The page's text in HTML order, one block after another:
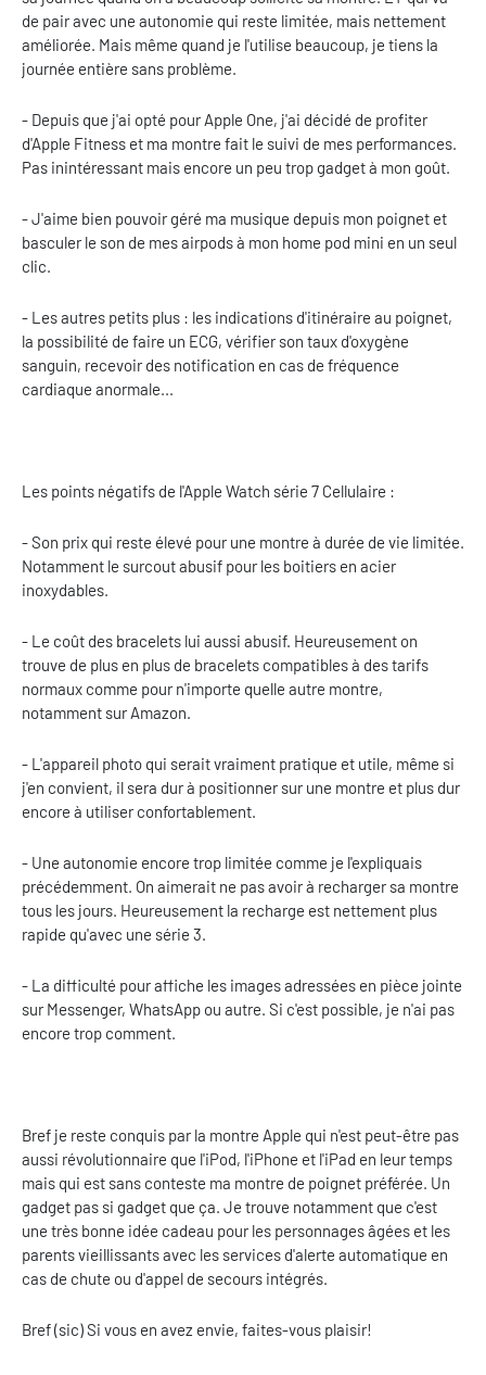
de pair avec une autonomie qui reste limitée, mais nettement
améliorée. Mais même quand je l'utilise beaucoup, je tiens la
journée entière sans problème.
- Depuis que j'ai opté pour Apple One, j'ai décidé de profiter
d'Apple Fitness et ma montre fait le suivi de mes performances.
Pas inintéressant mais encore un peu trop gadget à mon goût.
- J'aime bien pouvoir géré ma musique depuis mon poignet et
basculer le son de mes airpods à mon home pod mini en un seul
clic.
- Les autres petits plus : les indications d'itinéraire au poignet,
la possibilité de faire un ECG, vérifier son taux d'oxygène
sanguin, recevoir des notification en cas de fréquence
cardiaque anormale...
Les points négatifs de l'Apple Watch série 7 Cellulaire :
- Son prix qui reste élevé pour une montre à durée de vie limitée.
Notamment le surcout abusif pour les boitiers en acier
inoxydables.
- Le coût des bracelets lui aussi abusif. Heureusement on
trouve de plus en plus de bracelets compatibles à des tarifs
normaux comme pour n'importe quelle autre montre,
notamment sur Amazon.
- L'appareil photo qui serait vraiment pratique et utile, même si
j'en convient, il sera dur à positionner sur une montre et plus dur
encore à utiliser confortablement.
- Une autonomie encore trop limitée comme je l'expliquais
précédemment. On aimerait ne pas avoir à recharger sa montre
tous les jours. Heureusement la recharge est nettement plus
rapide qu'avec une série 3.
- La difficulté pour affiche les images adressées en pièce jointe
sur Messenger, WhatsApp ou autre. Si c'est possible, je n'ai pas
encore trop comment.
Bref je reste conquis par la montre Apple qui n'est peut-être pas
aussi révolutionnaire que l'iPod, l'iPhone et l'iPad en leur temps
mais qui est sans conteste ma montre de poignet préférée. Un
gadget pas si gadget que ça. Je trouve notamment que c'est
une très bonne idée cadeau pour les personnages âgées et les
parents vieillissants avec les services d'alerte automatique en
cas de chute ou d'appel de secours intégrés.
Bref (sic) Si vous en avez envie, faites-vous plaisir!